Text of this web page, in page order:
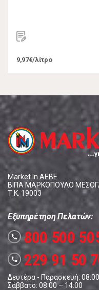
9,97€/λίτρο
Market In ΑΕΒΕ
ΒΙΠΑ ΜΑΡΚΟΠΟΥΛΟ
Τ.Κ. 19003
Εξυπηρέτηση Πελατών:
call 800 500
call 229 91 50
Δευτέρα - Παρασκευή:
Σάββατο: 08:00 – 14:00